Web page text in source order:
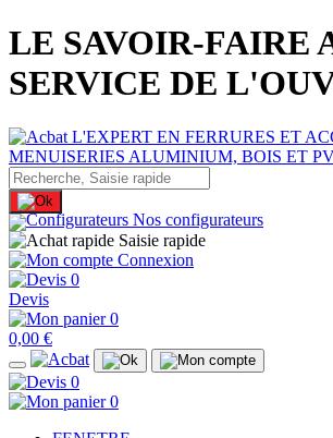
LE SAVOIR-FAIRE
SERVICE DE
Nos configurateurs
Saisie rapide
Connexion
0
Devis
0
0,00 €
0
0